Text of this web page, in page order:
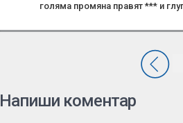
голяма промяна правят *** и
Напиши коментар